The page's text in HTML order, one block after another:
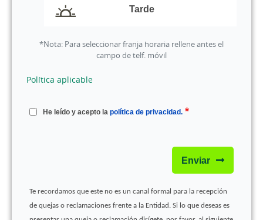
Tarde
*Nota: Para seleccionar franja horaria rellene antes el
campo de telf. móvil
Política aplicable
He leído y acepto lapolítica de privacidad.
Enviar
Te recordamos que este no es un canal formal para la recepción
de quejas o reclamaciones frente a la Entidad. Si lo que deseas es